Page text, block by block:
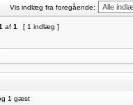
Vis indlæg fra foregående:
af 1 [ 1 indlæg ]
1 gæst